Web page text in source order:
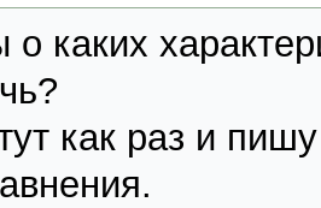
о каких
как раз и